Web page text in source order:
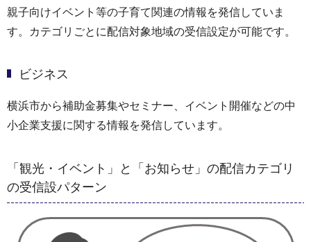
親子向けイベント等の子育て関連の情報を発信していま
す。カテゴリごとに配信対象地域の受信設定が可能です。
ビジネス
横浜市から補助金募集やセミナー、イベント開催などの中
小企業支援に関する情報を発信しています。
「観光・イベント」と「お知らせ」の配信カテゴリ
の受信設パターン